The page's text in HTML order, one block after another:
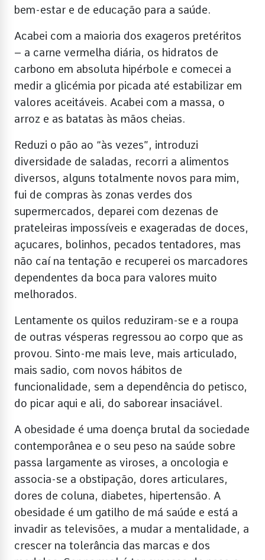
bem-estar e de educação para a saúde.
Acabei com a maioria dos exageros pretéritos
– a carne vermelha diária, os hidratos de
carbono em absoluta hipérbole e comecei a
medir a glicémia por picada até estabilizar em
valores aceitáveis. Acabei com a massa, o
arroz e as batatas às mãos cheias.
Reduzi o pão ao “às vezes”, introduzi
diversidade de saladas, recorri a alimentos
diversos, alguns totalmente novos para mim,
fui de compras às zonas verdes dos
supermercados, deparei com dezenas de
prateleiras impossíveis e exageradas de doces,
açucares, bolinhos, pecados tentadores, mas
não caí na tentação e recuperei os marcadores
dependentes da boca para valores muito
melhorados.
Lentamente os quilos reduziram-se e a roupa
de outras vésperas regressou ao corpo que as
provou. Sinto-me mais leve, mais articulado,
mais sadio, com novos hábitos de
funcionalidade, sem a dependência do petisco,
do picar aqui e ali, do saborear insaciável.
A obesidade é uma doença brutal da sociedade
contemporânea e o seu peso na saúde sobre
passa largamente as viroses, a oncologia e
associa-se a obstipação, dores articulares,
dores de coluna, diabetes, hipertensão. A
obesidade é um gatilho de má saúde e está a
invadir as televisões, a mudar a mentalidade, a
crescer na tolerância das marcas e dos